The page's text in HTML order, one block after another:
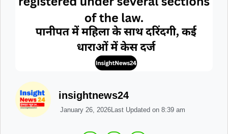
insightnews24
January 26, 2026Last Updated on 8:39 am